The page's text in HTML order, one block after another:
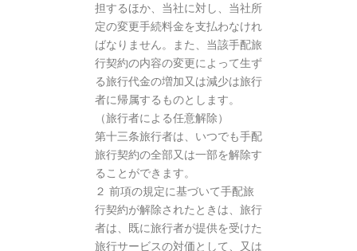
担するほか、当社に対し、当社所
定の変更手続料金を支払わなけれ
ばなりません。また、当該手配旅
行契約の内容の変更によって生ず
る旅行代金の増加又は減少は旅行
者に帰属するものとします。
（旅行者による任意解除）
第十三条旅行者は、いつでも手配
旅行契約の全部又は一部を解除す
ることができます。
２ 前項の規定に基づいて手配旅
行契約が解除されたときは、旅行
者は、既に旅行者が提供を受けた
旅行サービスの対価として、又は